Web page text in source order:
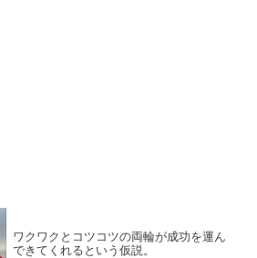
ワクワクとコツコツの両輪が成功を運ん
できてくれるという仮説。